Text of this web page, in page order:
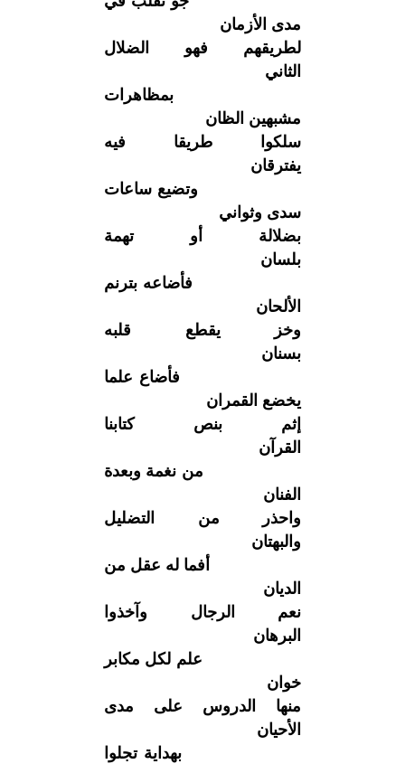
مدى الأزمان
لطريقهم فهو الضلال
الثاني
بمظاهرات
مشبهين الظان
سلكوا طريقا فيه
يفترقان
وتضيع ساعات
سدى وثواني
بضلالة أو تهمة
بلسان
فأضاعه بترنم
الألحان
وخز يقطع قلبه
بسنان
فأضاع علما
يخضع القمران
إثم بنص كتابنا
القرآن
من نغمة وبعدة
الفنان
واحذر من التضليل
والبهتان
أفما له عقل من
الديان
نعم الرجال وآخذوا
البرهان
علم لكل مكابر
خوان
منها الدروس على مدى
الأحيان
بهداية تجلوا